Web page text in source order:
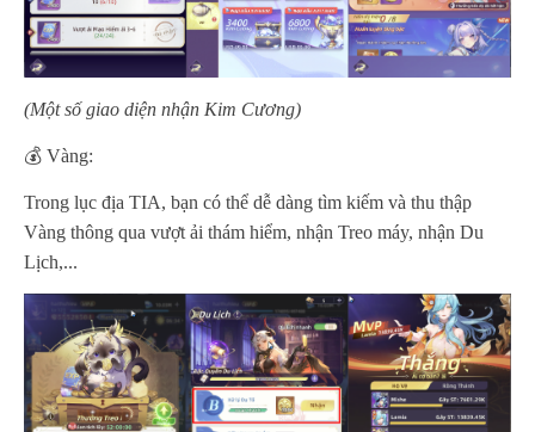
(Một số giao diện nhận Kim Cương)
💰 Vàng:
Trong lục địa TIA, bạn có thể dễ dàng tìm kiếm và thu thập
Vàng thông qua vượt ải thám hiểm, nhận Treo máy, nhận Du
Lịch,...